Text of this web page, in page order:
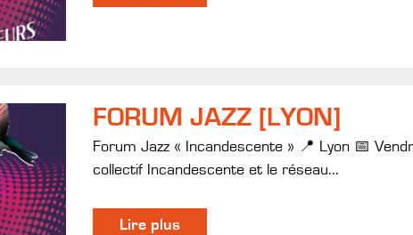
FORUM JAZZ [LYON]
Forum Jazz « Incandescente » 📍 Lyon 📅
collectif Incandescente et le réseau...
Lire plus